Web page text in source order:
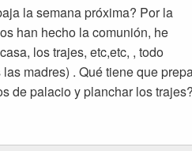
la semana próxima? Por la
han hecho la comunión, he
los trajes, etc,etc, , todo
madres) . Qué tiene que
de palacio y planchar los